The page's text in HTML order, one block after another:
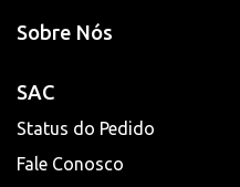
Sobre Nós
SAC
Status do Pedido
Fale Conosco